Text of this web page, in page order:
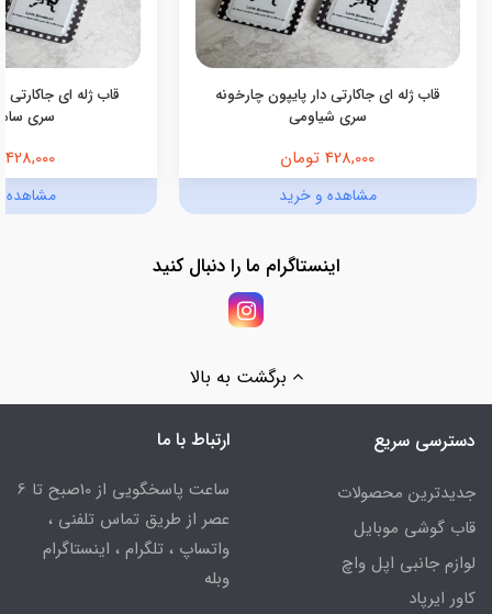
قاب ژله ای جاکارتی دار پایپون چارخونه
سری شیاومی
428,000 تومان
مشاهده و خرید
قاب ژله ای جاکارتی
سری
428,000 تومان
مشاهده
اینستاگرام ما را دنبال کنید
برگشت به بالا
دسترسی سریع
جدیدترین محصولات
قاب گوشی موبایل
لوازم جانبی اپل واچ
کاور ایرپاد
ارتباط با ما
ساعت پاسخگویی از 10صبح تا 6
عصر از طریق تماس تلفنی ،
واتساپ ، تلگرام ، اینستاگرام
وبله